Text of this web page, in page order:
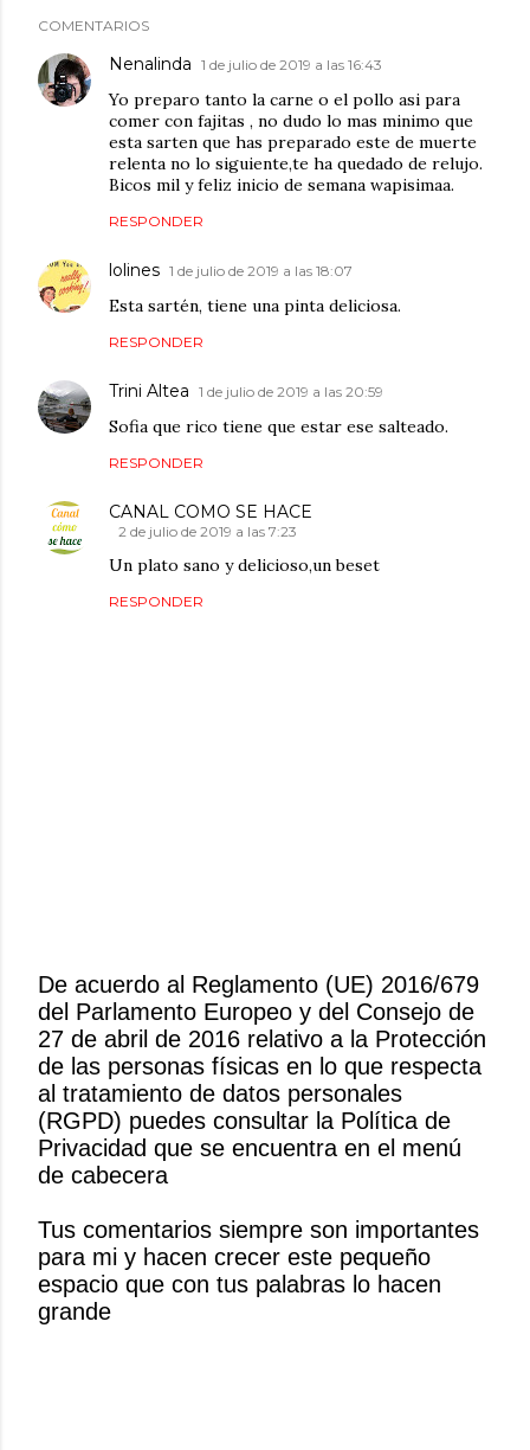
COMENTARIOS
Nenalinda 1 de julio de 2019 a las 16:43
Yo preparo tanto la carne o el pollo asi para
comer con fajitas , no dudo lo mas minimo que
esta sarten que has preparado este de muerte
relenta no lo siguiente,te ha quedado de relujo.
Bicos mil y feliz inicio de semana wapisimaa.
RESPONDER
lolines 1 de julio de 2019 a las 18:07
Esta sartén, tiene una pinta deliciosa.
RESPONDER
Trini Altea 1 de julio de 2019 a las 20:59
Sofia que rico tiene que estar ese salteado.
RESPONDER
CANAL COMO SE HACE
2 de julio de 2019 a las 7:23
Un plato sano y delicioso,un beset
RESPONDER
P
u
b
l
i
c
a
u
n
c
o
De acuerdo al Reglamento (UE) 2016/679
del Parlamento Europeo y del Consejo de
27 de abril de 2016 relativo a la Protección
de las personas físicas en lo que respecta
al tratamiento de datos personales
(RGPD) puedes consultar la Política de
Privacidad que se encuentra en el menú
de cabecera
Tus comentarios siempre son importantes
para mi y hacen crecer este pequeño
espacio que con tus palabras lo hacen
grande